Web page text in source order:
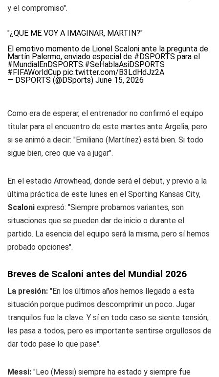
y el compromiso".
"¿QUÉ ME VOY A IMAGINAR, MARTÍN?"
El emotivo momento de Lionel Scaloni ante la pregunta de
Martín Palermo, enviado especial de #DSPORTS para el
#MundialEnDSPORTS.#SeHablaAsiDSPORTS
#FIFAWorldCup pic.twitter.com/B3LdHdJz2A
— DSPORTS (@DSports) June 15, 2026
Como era de esperar, el entrenador no confirmó el equipo
titular para el encuentro de este martes ante Argelia, pero
si se animó a decir: "Emiliano (Martínez) está bien. Si todo
sigue bien, creo que va a jugar".
En el estadio Arrowhead, donde será el debut, y previo a la
última práctica de este lunes en el Sporting Kansas City,
Scaloni expresó: "Siempre probamos variantes, son
situaciones que se pueden dar de inicio o durante el
partido. La esencia del equipo será la misma, pero sí hemos
probado opciones".
Breves de Scaloni antes del Mundial 2026
La presión: "En los últimos años hemos llegado a esta
situación porque pudimos descomprimir un poco. Jugar
tranquilos fue la clave. Y sí en todo caso se siente tensión,
les pasa a todos, pero es importante sentirse orgullosos de
dar todo pase lo que pase".
Messi: "Leo (Messi) siempre ha estado y siempre fue